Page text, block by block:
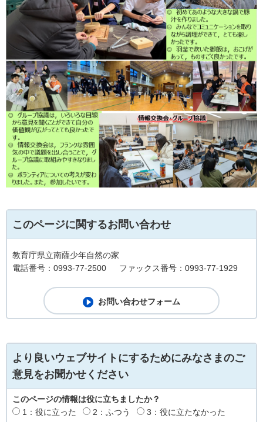
このページに関するお問い合わせ
教育庁県立南薩少年自然の家
電話番号：0993-77-2500
ファックス番号：0993-77-1929
より良いウェブサイトにするためにみなさまのご
意見をお聞かせください
このページの情報は役に立ちましたか？
1：役に立った
2：ふつう 3：役に立たなかった